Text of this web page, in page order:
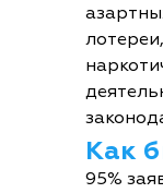
Как
95%